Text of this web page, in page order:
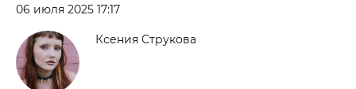
06 июля 2025 17:17
Ксения Струкова